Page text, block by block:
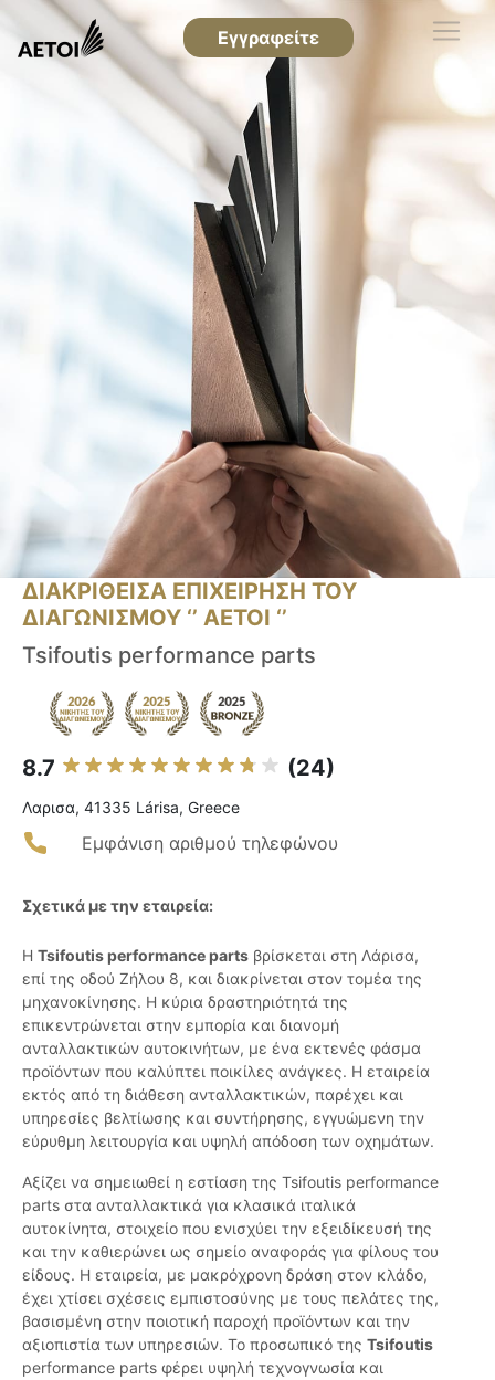
Εγγραφείτε
ΔΙΑΚΡΙΘΕΙΣΑ ΕΠΙΧΕΙΡΗΣΗ ΤΟΥ
ΔΙΑΓΩΝΙΣΜΟΥ ‘’ ΑΕΤΟΙ ‘’
Tsifoutis performance parts
8.7 (24)
Λαρισα, 41335 Lárisa, Greece
Εμφάνιση αριθμού τηλεφώνου
Σχετικά με την εταιρεία:
Η Tsifoutis performance parts βρίσκεται στη Λάρισα,
επί της οδού Ζήλου 8, και διακρίνεται στον τομέα της
μηχανοκίνησης. Η κύρια δραστηριότητά της
επικεντρώνεται στην εμπορία και διανομή
ανταλλακτικών αυτοκινήτων, με ένα εκτενές φάσμα
προϊόντων που καλύπτει ποικίλες ανάγκες. Η εταιρεία
εκτός από τη διάθεση ανταλλακτικών, παρέχει και
υπηρεσίες βελτίωσης και συντήρησης, εγγυώμενη την
εύρυθμη λειτουργία και υψηλή απόδοση των οχημάτων.
Αξίζει να σημειωθεί η εστίαση της Tsifoutis performance
parts στα ανταλλακτικά για κλασικά ιταλικά
αυτοκίνητα, στοιχείο που ενισχύει την εξειδίκευσή της
και την καθιερώνει ως σημείο αναφοράς για φίλους του
είδους. Η εταιρεία, με μακρόχρονη δράση στον κλάδο,
έχει χτίσει σχέσεις εμπιστοσύνης με τους πελάτες της,
βασισμένη στην ποιοτική παροχή προϊόντων και την
αξιοπιστία των υπηρεσιών. Το προσωπικό της Tsifoutis
performance parts φέρει υψηλή τεχνογνωσία και